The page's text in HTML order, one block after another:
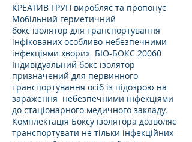
КРЕАТИВ ГРУП виробляє та пропонує
Мобільний герметичний
бокс ізолятор для транспортування
інфікованих особливо небезпечними
інфекціями хворих БІО-БОКС 20060
Індивідуальний бокс ізолятор
призначений для первинного
транспортування осіб із підозрою на
зараження небезпечними інфекціями
до стаціонарного медичного закладу.
Комплектація Боксу ізолятора дозволяє
транспортувати не тільки інфекційних